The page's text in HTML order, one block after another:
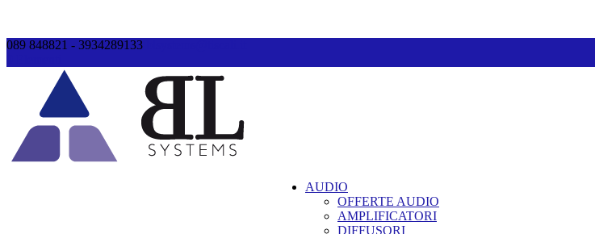
089 848821 - 3934289133
AUDIO
OFFERTE AUDIO
AMPLIFICATORI
DIFFUSORI